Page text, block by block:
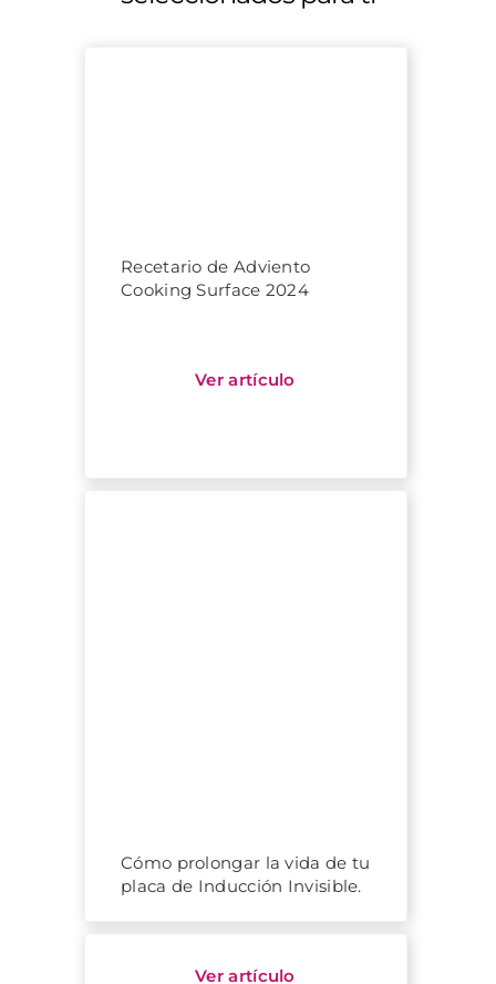
Recetario de Adviento
Cooking Surface 2024
Cómo prolongar la vida de tu
placa de Inducción Invisible.